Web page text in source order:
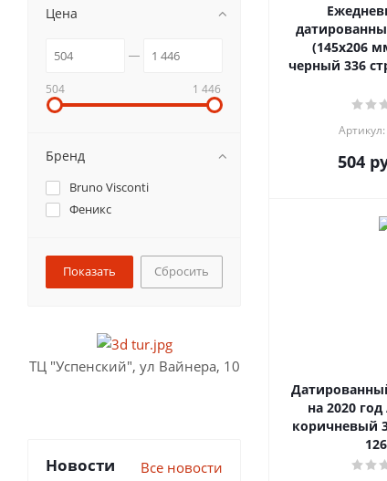
(145х206
черный 336
504
на 2020 год
коричневый
Цена
504 1 446
Бренд
Bruno Visconti
Феникс
Сбросить
ТЦ "Успенский", ул Вайнера, 10
Новости Все новости